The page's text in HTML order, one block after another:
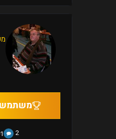
הודעות:
הצטרף:
סטטוס:
Offline
נראה
לאחרונה:
אוגוסט
2